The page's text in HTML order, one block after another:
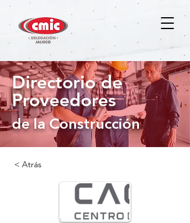
Directorio de
Proveedores
de la Construcción
< Atrás